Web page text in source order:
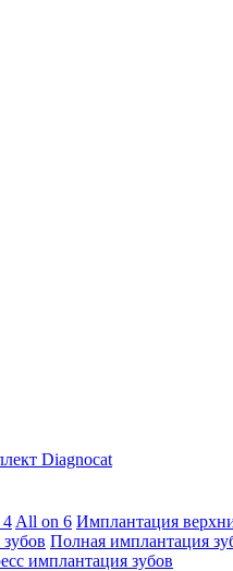
Diagnocat
All on 6 Имплантация
Полная имплантация
имплантация зубов